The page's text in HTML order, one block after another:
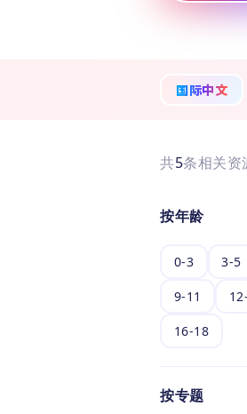
国际中文
共5条相关资
按年龄
0-3 3-5
9-11
16-18
按专题